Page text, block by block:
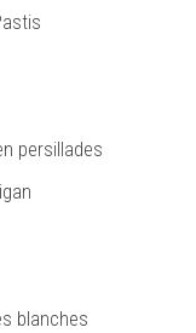
persillades
blanches